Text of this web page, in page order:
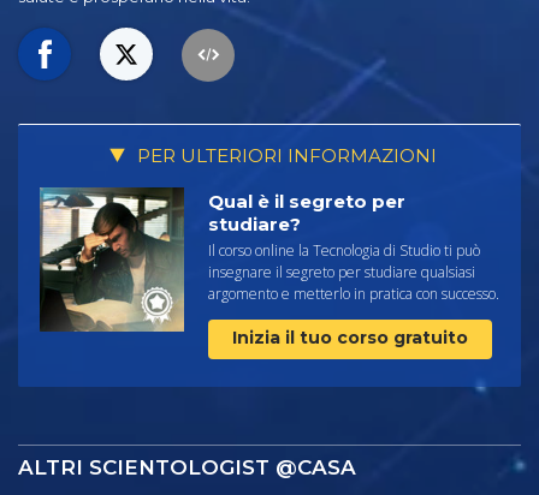
PER ULTERIORI INFORMAZIONI
Qual è il segreto per
studiare?
Il corso online la Tecnologia di Studio ti può
insegnare il segreto per studiare qualsiasi
argomento e metterlo in pratica con successo.
Inizia il tuo corso gratuito
ALTRI SCIENTOLOGIST @CASA